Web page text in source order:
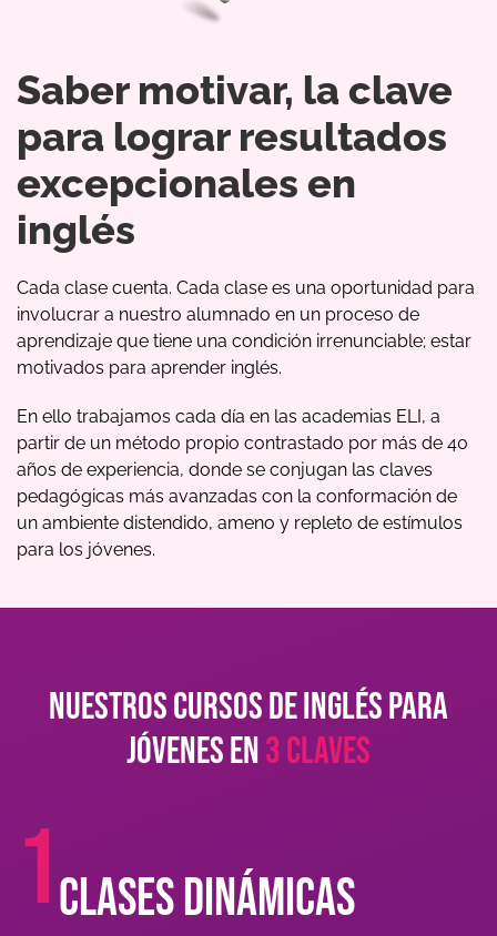
Saber motivar, la clave
para lograr resultados
excepcionales en
inglés
Cada clase cuenta. Cada clase es una oportunidad para
involucrar a nuestro alumnado en un proceso de
aprendizaje que tiene una condición irrenunciable; estar
motivados para aprender inglés.
En ello trabajamos cada día en las academias ELI, a
partir de un método propio contrastado por más de 40
años de experiencia, donde se conjugan las claves
pedagógicas más avanzadas con la conformación de
un ambiente distendido, ameno y repleto de estímulos
para los jóvenes.
NUESTROS CURSOS DE INGLÉS PARA
JÓVENES EN3 CLAVES
1Clases dinámicas